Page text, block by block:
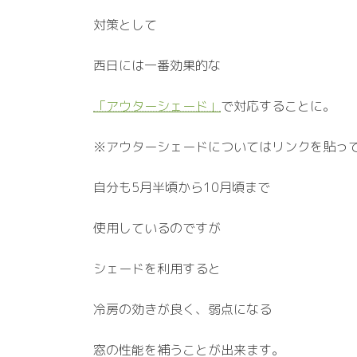
対策として
西日には一番効果的な
「アウターシェード」 で対応することに。
※アウターシェードについてはリンクを貼っ
自分も5月半頃から10月頃まで
使用しているのですが
シェードを利用すると
冷房の効きが良く、弱点になる
窓の性能を補うことが出来ます。